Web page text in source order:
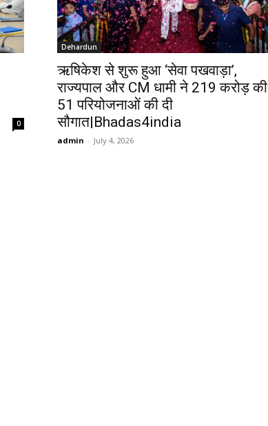
0
Dehardun
ऋषिकेश से शुरू हुआ ‘सेवा पखवाड़ा’,
राज्यपाल और CM धामी ने ₹219 करोड़ की
51 परियोजनाओं की दी
सौगात|Bhadas4india
admin - July 4, 2026